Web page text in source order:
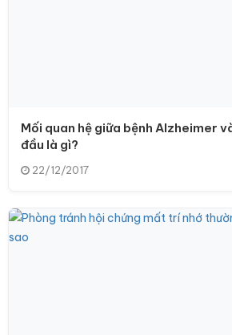
Mối quan hệ giữa bệnh Alzheimer
đầu là gì?
22/12/2017